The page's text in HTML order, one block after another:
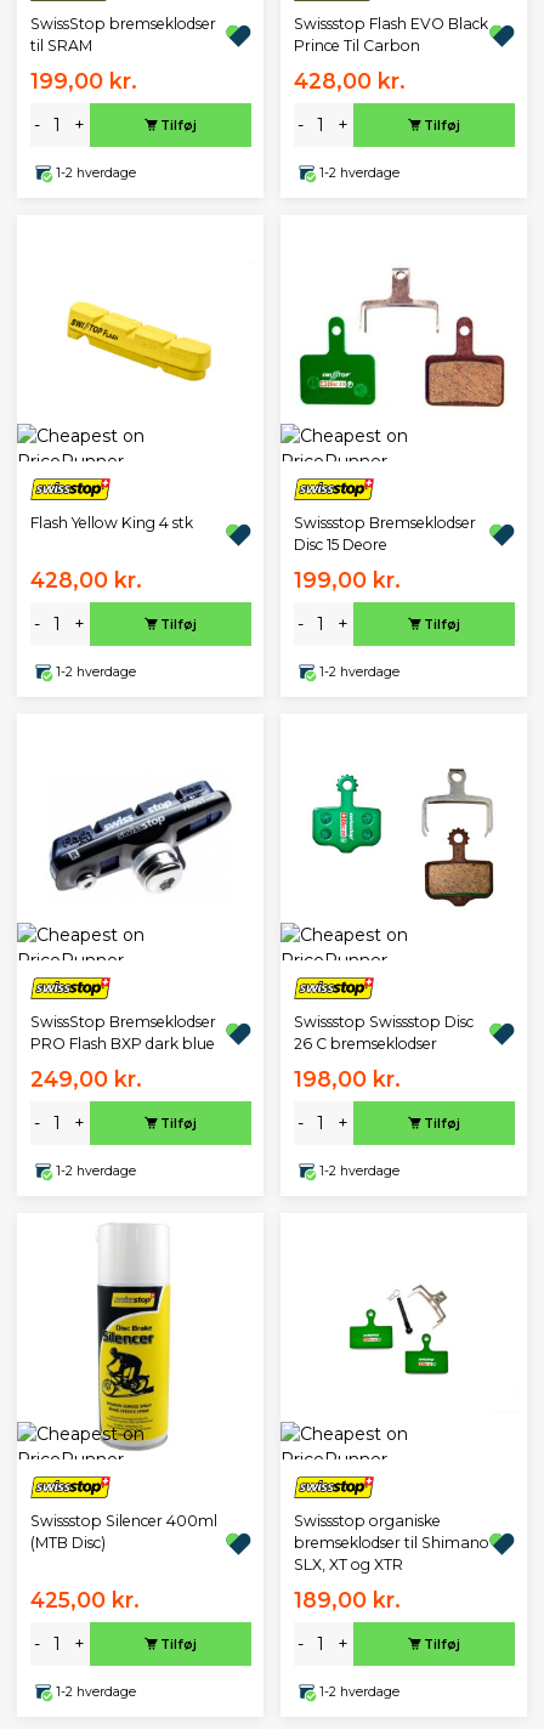
SwissStop bremseklodser
til SRAM
199,00 kr.
- + Tilføj
1-2 hverdage
Swissstop Flash EVO Black
Prince Til Carbon
428,00 kr.
- + Tilføj
1-2 hverdage
Flash Yellow King 4 stk
428,00 kr.
- + Tilføj
1-2 hverdage
Swissstop Bremseklodser
Disc 15 Deore
199,00 kr.
- + Tilføj
1-2 hverdage
SwissStop Bremseklodser
PRO Flash BXP dark blue
249,00 kr.
- + Tilføj
1-2 hverdage
Swissstop Swissstop Disc
26 C bremseklodser
198,00 kr.
- + Tilføj
1-2 hverdage
Swissstop Silencer 400ml
(MTB Disc)
425,00 kr.
- + Tilføj
1-2 hverdage
Swissstop organiske
bremseklodser til Shimano
SLX, XT og XTR
189,00 kr.
- + Tilføj
1-2 hverdage